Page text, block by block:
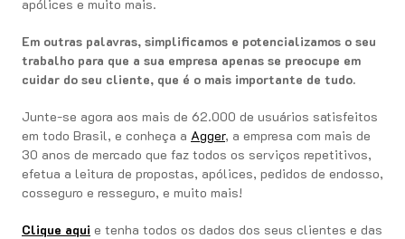
apólices e muito mais.
Em outras palavras, simplificamos e potencializamos o seu
trabalho para que a sua empresa apenas se preocupe em
cuidar do seu cliente, que é o mais importante de tudo.
Junte-se agora aos mais de 62.000 de usuários satisfeitos
em todo Brasil, e conheça a Agger, a empresa com mais de
30 anos de mercado que faz todos os serviços repetitivos,
efetua a leitura de propostas, apólices, pedidos de endosso,
cosseguro e resseguro, e muito mais!
Clique aqui e tenha todos os dados dos seus clientes e das